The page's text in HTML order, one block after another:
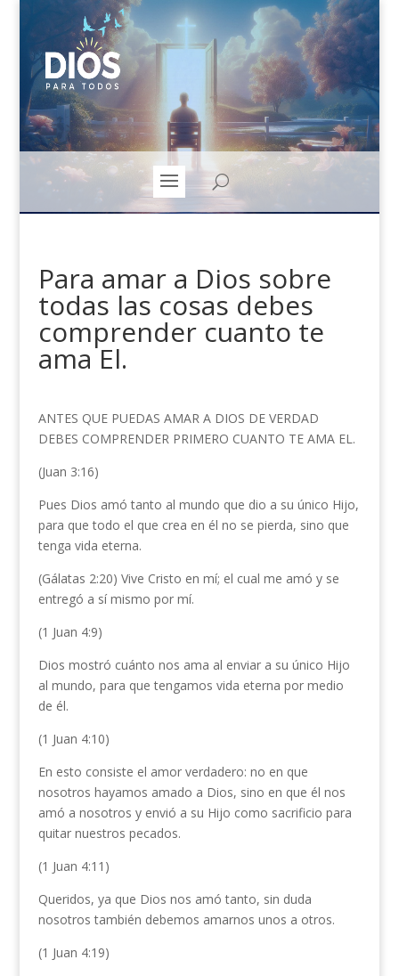
Para amar a Dios sobre
todas las cosas debes
comprender cuanto te
ama El.
ANTES QUE PUEDAS AMAR A DIOS DE VERDAD
DEBES COMPRENDER PRIMERO CUANTO TE AMA EL.
(Juan 3:16)
Pues Dios amó tanto al mundo que dio a su único Hijo,
para que todo el que crea en él no se pierda, sino que
tenga vida eterna.
(Gálatas 2:20) Vive Cristo en mí; el cual me amó y se
entregó a sí mismo por mí.
(1 Juan 4:9)
Dios mostró cuánto nos ama al enviar a su único Hijo
al mundo, para que tengamos vida eterna por medio
de él.
(1 Juan 4:10)
En esto consiste el amor verdadero: no en que
nosotros hayamos amado a Dios, sino en que él nos
amó a nosotros y envió a su Hijo como sacrificio para
quitar nuestros pecados.
(1 Juan 4:11)
Queridos, ya que Dios nos amó tanto, sin duda
nosotros también debemos amarnos unos a otros.
(1 Juan 4:19)